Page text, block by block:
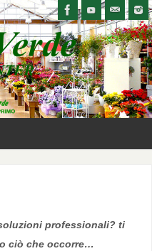
professionali? ti
ciò che occorre…